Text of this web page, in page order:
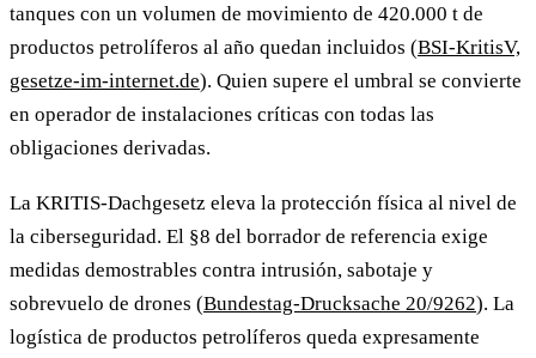
tanques con un volumen de movimiento de 420.000 t de
productos petrolíferos al año quedan incluidos (BSI-KritisV,
gesetze-im-internet.de). Quien supere el umbral se convierte
en operador de instalaciones críticas con todas las
obligaciones derivadas.
La KRITIS-Dachgesetz eleva la protección física al nivel de
la ciberseguridad. El §8 del borrador de referencia exige
medidas demostrables contra intrusión, sabotaje y
sobrevuelo de drones (Bundestag-Drucksache 20/9262). La
logística de productos petrolíferos queda expresamente